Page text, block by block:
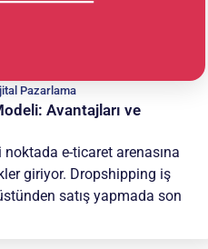
Pazarlama
Avantajları ve
e-ticaret arenasına
giriyor. Dropshipping iş
satış yapmada son